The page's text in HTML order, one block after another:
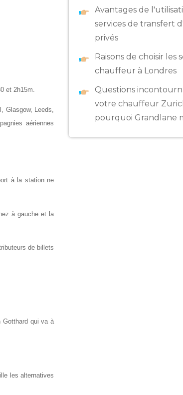
et 2h15m.
Glasgow, Leeds,
aériennes
à la station ne
à gauche et la
de billets
Gotthard qui va à
les alternatives
Avantages de
services de transfert
privés
Raisons de choisir les
chauffeur à Londres
Questions
votre chauffeur
pourquoi Grandlane